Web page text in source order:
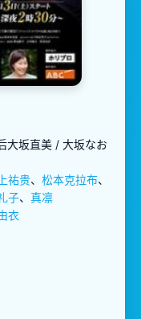
大坂直美 / 大坂なお
祐贵、 松本克拉布、
子、 真凛
衣